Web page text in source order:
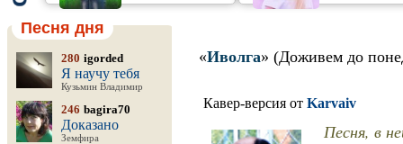
Песня дня
280 igorded
Я научу тебя
Кузьмин Владимир
246 bagira70
Доказано
Земфира
«Иволга» (Доживем до
Кавер-версия от Karvaiv
Песня, в